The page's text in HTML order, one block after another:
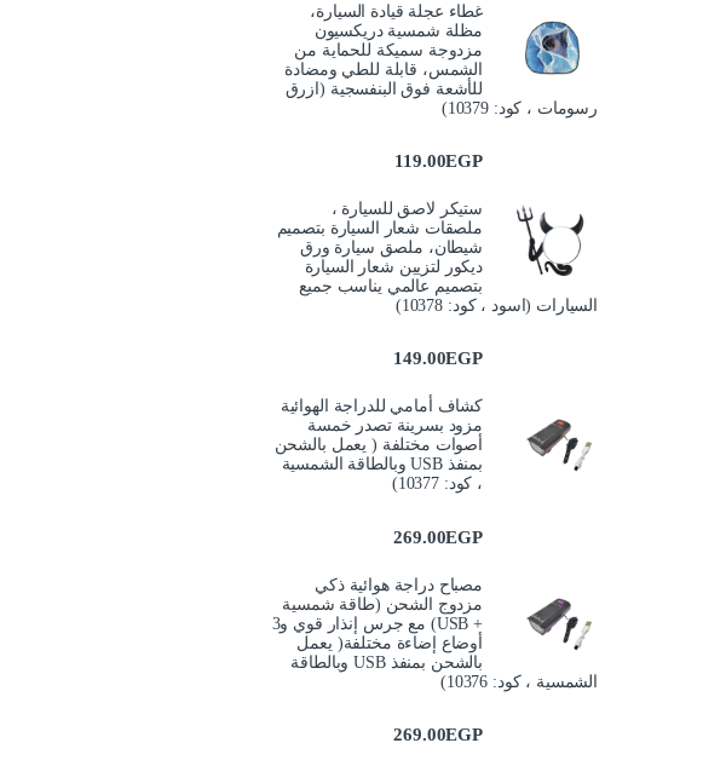
غطاء عجلة قيادة السيارة،
مظلة شمسية دريكسيون
مزدوجة سميكة للحماية من
الشمس، قابلة للطي ومضادة
للأشعة فوق البنفسجية (ازرق
رسومات ، كود: 10379)
119.00EGP
ستيكر لاصق للسيارة ،
ملصقات شعار السيارة بتصميم
شيطان، ملصق سيارة ورق
ديكور لتزيين شعار السيارة
بتصميم عالمي يناسب جميع
السيارات (اسود ، كود: 10378)
149.00EGP
كشاف أمامي للدراجة الهوائية
مزود بسرينة تصدر خمسة
أصوات مختلفة ( يعمل بالشحن
بمنفذ USB وبالطاقة الشمسية
، كود: 10377)
269.00EGP
مصباح دراجة هوائية ذكي
مزدوج الشحن (طاقة شمسية
+ USB) مع جرس إنذار قوي و3
أوضاع إضاءة مختلفة( يعمل
بالشحن بمنفذ USB وبالطاقة
الشمسية ، كود: 10376)
269.00EGP